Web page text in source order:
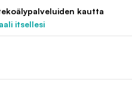
kautta
itsellesi